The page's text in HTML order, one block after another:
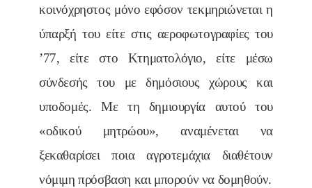
κοινόχρηστος μόνο εφόσον τεκμηριώνεται η
ύπαρξή του είτε στις αεροφωτογραφίες του
’77, είτε στο Κτηματολόγιο, είτε μέσω
σύνδεσής του με δημόσιους χώρους και
υποδομές. Με τη δημιουργία αυτού του
«οδικού μητρώου», αναμένεται να
ξεκαθαρίσει ποια αγροτεμάχια διαθέτουν
νόμιμη πρόσβαση και μπορούν να δομηθούν.